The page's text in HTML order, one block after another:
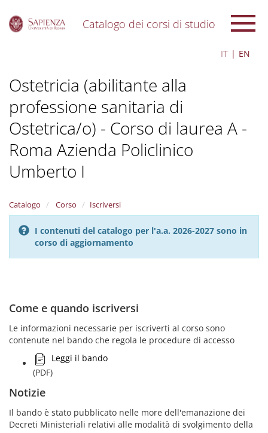
Catalogo dei corsi di studio
IT EN
Ostetricia (abilitante alla
professione sanitaria di
Ostetrica/o) - Corso di laurea A -
Roma Azienda Policlinico
Umberto I
Catalogo Corso Iscriversi
I contenuti del catalogo per l'a.a. 2026-2027 sono in
corso di aggiornamento
Come e quando iscriversi
Le informazioni necessarie per iscriverti al corso sono
contenute nel bando che regola le procedure di accesso
Leggi il bando
(PDF)
Notizie
Il bando è stato pubblicato nelle more dell'emanazione dei
Decreti Ministeriali relativi alle modalità di svolgimento della